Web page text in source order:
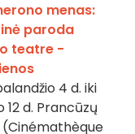
menas:
paroda
teatre -
4 d. iki
12 d. Prancūzų